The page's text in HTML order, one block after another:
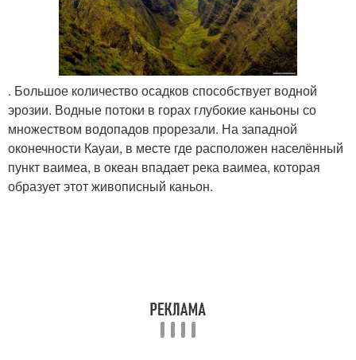
. Большое количество осадков способствует водной
эрозии. Водные потоки в горах глубокие каньоны со
множеством водопадов прорезали. На западной
оконечности Кауаи, в месте где расположен населённый
пункт ваимеа, в океан впадает река ваимеа, которая
образует этот живописный каньон.